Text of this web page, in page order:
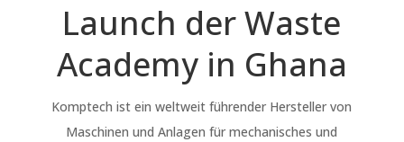
Launch der Waste
Academy in Ghana
Komptech ist ein weltweit führender Hersteller von
Maschinen und Anlagen für mechanisches und